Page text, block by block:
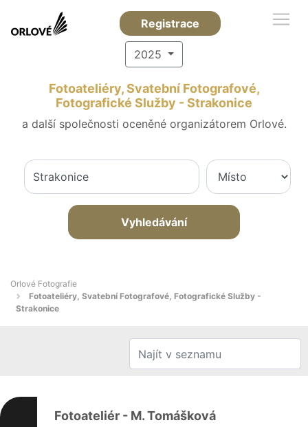
Registrace
2025
Fotoateliéry, Svatební Fotografové,
Fotografické Služby - Strakonice
a další společnosti oceněné organizátorem Orlové.
Vyhledávání
Orlové Fotografie
Fotoateliéry, Svatební Fotografové, Fotografické Služby -
Strakonice
Fotoateliér - M. Tomášková